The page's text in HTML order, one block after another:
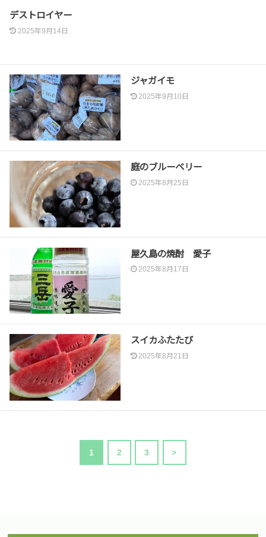
デストロイヤー
2025年9月14日
ジャガイモ
2025年9月10日
庭のブルーベリー
2025年8月25日
屋久島の焼酎 愛子
2025年8月17日
スイカふたたび
2025年8月21日
1 2 3 >